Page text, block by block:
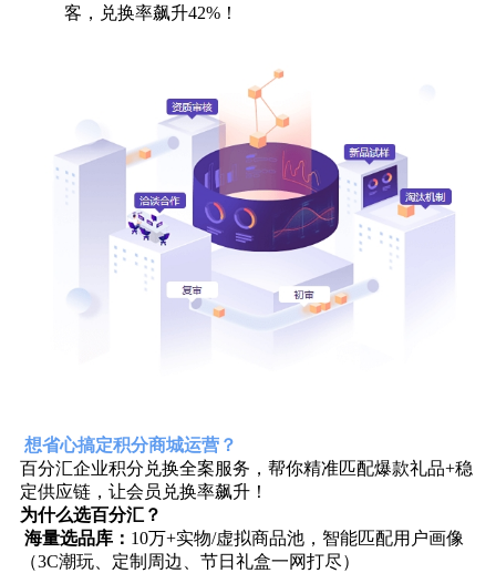
客，兑换率飙升42%！
想省心搞定积分商城运营？
‌百分汇企业积分兑换全案服务‌，帮你精准匹配爆款礼品+稳
定供应链，让会员兑换率飙升！
为什么选百分汇？
海量选品库‌： 10万+实物/虚拟商品池，智能匹配用户画像
（3C潮玩、定制周边、节日礼盒一网打尽）